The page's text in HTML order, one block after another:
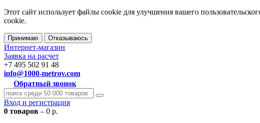
Этот сайт использует файлы cookie для улучшения вашего
cookie.
Принимаю Отказываюсь
Интернет-магазин
Заявка на расчет
+7 495 502 91 48
info@1000-metrov.com
Обратный звонок
Вход и регистрация
0 товаров – 0 р.